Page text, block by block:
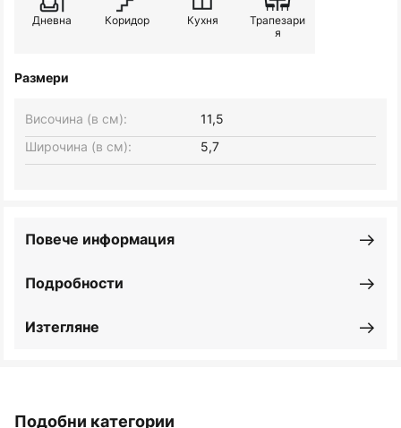
Дневна Коридор Кухня
Трапезари
я
Размери
Широчина (в см): 5,7
Височина (в см): 11,5
Подробности
Повече информация
Изтегляне
Подобни категории